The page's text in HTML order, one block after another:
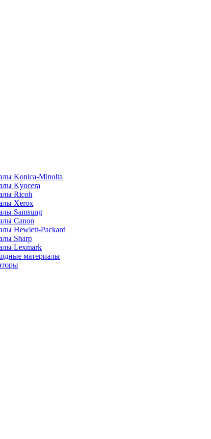
Konica-Minolta
Kyocera
Ricoh
Xerox
Samsung
Canon
Hewlett-Packard
Sharp
Lexmark
материалы